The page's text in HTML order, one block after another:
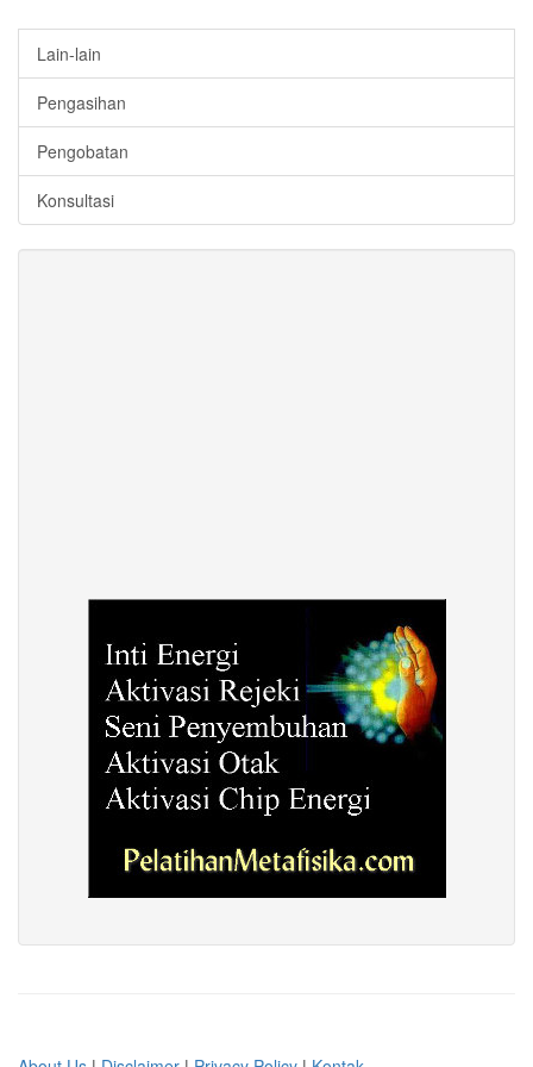
Lain-lain
Pengasihan
Pengobatan
Konsultasi